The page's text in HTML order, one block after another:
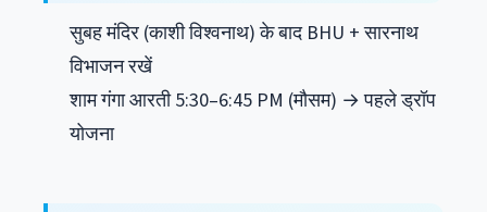
सुबह मंदिर (काशी विश्वनाथ) के बाद BHU + सारनाथ
विभाजन रखें
शाम गंगा आरती 5:30–6:45 PM (मौसम) → पहले ड्रॉप
योजना